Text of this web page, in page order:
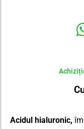
Acidul hialuronic,